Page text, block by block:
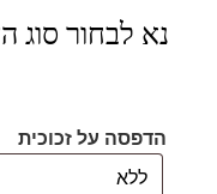
נא לבחור סוג
הדפסה על זכוכית